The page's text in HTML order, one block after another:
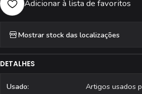
Adicionar à lista de favoritos
Mostrar stock das localizações
DETALHES
Usado:
Artigos usados